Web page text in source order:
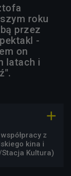
roku
przez
-
on
latach i

z
kina i
Kultura)